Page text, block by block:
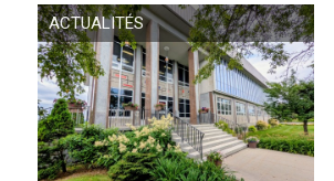
ACTUALITÉS